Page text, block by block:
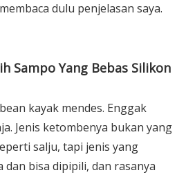
dulu penjelasan saya.
Sampo Yang Bebas Silikon
kayak mendes. Enggak
Jenis ketombenya bukan yang
salju, tapi jenis yang
dan bisa dipipili, dan rasanya